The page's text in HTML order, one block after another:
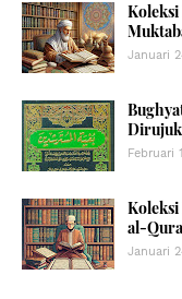
Januari
Februari
al-
Januari